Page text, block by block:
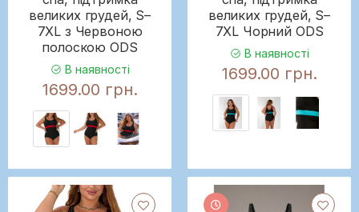
великих грудей, S–
7XL з Червоною
полоскою ODS
В наявності
1699.00 грн.
великих грудей, S–
7XL Чорний ODS
В наявності
1699.00 грн.